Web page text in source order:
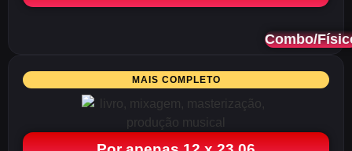
MAIS COMPLETO
Combo/